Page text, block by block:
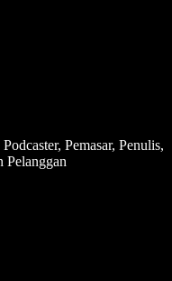
Pemasar, Penulis,
Pelanggan